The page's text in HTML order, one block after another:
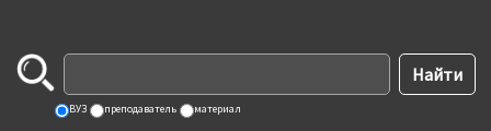
ВУЗ преподаватель материал